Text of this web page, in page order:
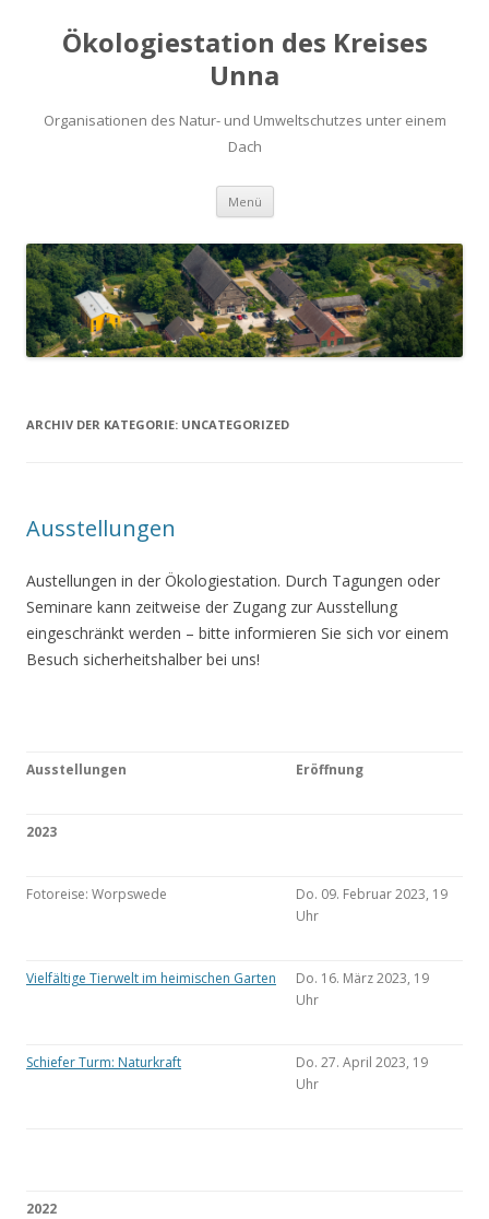
Ökologiestation des Kreises
Unna
Organisationen des Natur- und Umweltschutzes unter einem
Dach
Menü Zum
springen
ARCHIV DER KATEGORIE: UNCATEGORIZED
Ausstellungen
Austellungen in der Ökologiestation. Durch Tagungen oder
Seminare kann zeitweise der Zugang zur Ausstellung
eingeschränkt werden – bitte informieren Sie sich vor einem
Besuch sicherheitshalber bei uns!
Ausstellungen Eröffnung
2023
Fotoreise: Worpswede
Do. 09. Februar 2023, 19
Uhr
Vielfältige Tierwelt im heimischen Garten
Do. 16. März 2023, 19
Uhr
Schiefer Turm: Naturkraft
Do. 27. April 2023, 19
Uhr
2022